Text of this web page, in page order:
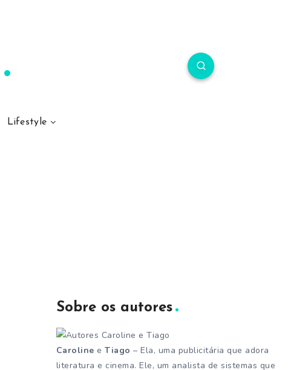
Lifestyle
Sobre os autores
Caroline eTiago – Ela, uma publicitária que adora
literatura e cinema. Ele, um analista de sistemas que